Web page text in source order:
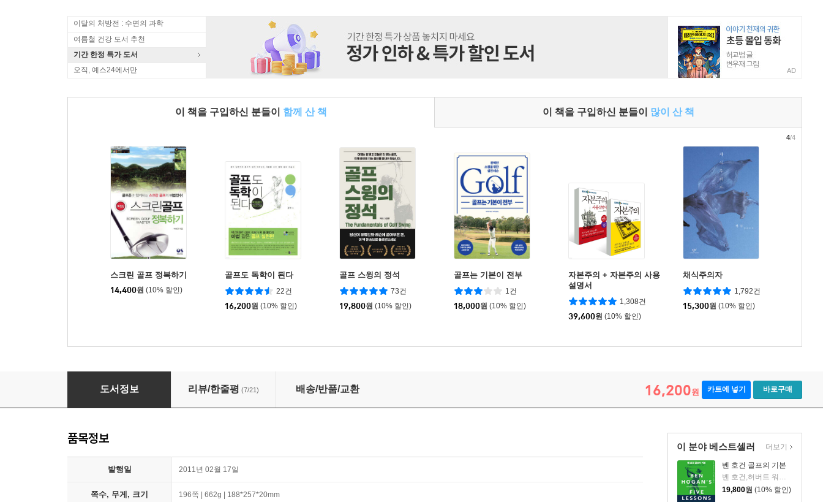
이달의 처방전 : 수면의 과학
여름철 건강 도서 추천
기간 한정 특가 도서
오직, 예스24에서만
AD
이 책을 구입하신 분들이 함께 산 책 이 책을 구입하신 분들이 많이 산 책
스크린 골프 정복하기
14,400원 (10% 할인)
골프도 독학이 된다
22건
16,200원 (10% 할인)
골프 스윙의 정석
73건
19,800원 (10% 할인)
골프는 기본이 전부
1건
18,000원 (10% 할인)
자본주의 + 자본주의 사용
설명서
1,308건
39,600원 (10% 할인)
채식주의자
1,792건
15,300원 (10% 할인)
4/4
처음 배우는 골프 GOLF BASIC LESSON
도서정보 리뷰/한줄평 (7/21) 배송/반품/교환 16,200원 카트에 넣기 바로구매
이 분야 베스트셀러
벤 호건 골프의 기본
벤 호건,허버트 워런 윈드 저/앤서니 라비엘리 그림/김일민 역
19,800원 (10% 할인)
더보기
품목정보
발행일 2011년 02월 17일
쪽수, 무게, 크기 196쪽 | 662g | 188*257*20mm